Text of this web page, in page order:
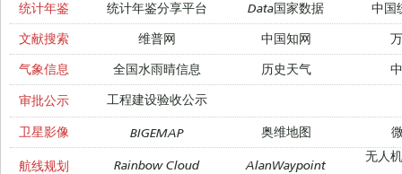
统计年鉴
统计年鉴分享平台 Data国家数据
中国
文献搜索
维普网 中国知网
气象信息
全国水雨晴信息 历史天气
审批公示 工程建设验收公示
卫星影像 BIGEMAP 奥维地图
航线规划 Rainbow Cloud AlanWaypoint
无人